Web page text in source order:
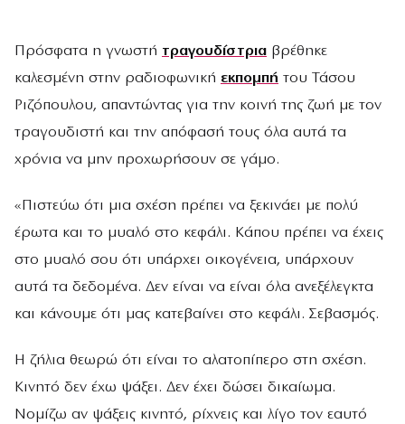
Πρόσφατα η γνωστή τραγουδίστρια βρέθηκε
καλεσμένη στην ραδιοφωνική εκπομπή του Τάσου
Ριζόπουλου, απαντώντας για την κοινή της ζωή με τον
τραγουδιστή και την απόφασή τους όλα αυτά τα
χρόνια να μην προχωρήσουν σε γάμο.
«Πιστεύω ότι μια σχέση πρέπει να ξεκινάει με πολύ
έρωτα και το μυαλό στο κεφάλι. Κάπου πρέπει να έχεις
στο μυαλό σου ότι υπάρχει οικογένεια, υπάρχουν
αυτά τα δεδομένα. Δεν είναι να είναι όλα ανεξέλεγκτα
και κάνουμε ότι μας κατεβαίνει στο κεφάλι. Σεβασμός.
Η ζήλια θεωρώ ότι είναι το αλατοπίπερο στη σχέση.
Κινητό δεν έχω ψάξει. Δεν έχει δώσει δικαίωμα.
Νομίζω αν ψάξεις κινητό, ρίχνεις και λίγο τον εαυτό